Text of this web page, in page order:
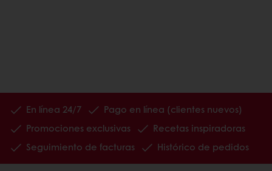
En línea 24/7
Pago en línea (clientes nuevos)
Promociones exclusivas
Recetas inspiradoras
Seguimiento de facturas
Histórico de pedidos